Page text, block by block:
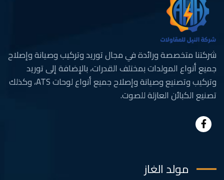
شركتنا متخصصة ورائدة في مجال توريد وتركيب وصيانة وإصلاح
جميع أنواع المولدات بمختلف القدرات، بالإضافة إلى توريد
وتركيب وتصنيع وصيانة وإصلاح جميع أنواع لوحات ATS، وكذلك
تصنيع الكبائن العازلة للصوت.
مولد الغاز